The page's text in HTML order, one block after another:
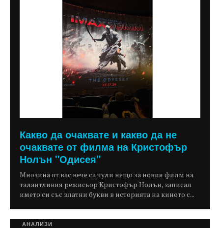
Какво да очаквате и какво да не
очаквате от филма на Кристофър
Нолън "Одисея"
Мнозина от вас вече са чули нещо за новия филм на
талантливия режисьор Кристофър Нолън, записал
името си със златни букви в историята на киното с...
АНАЛИЗИ